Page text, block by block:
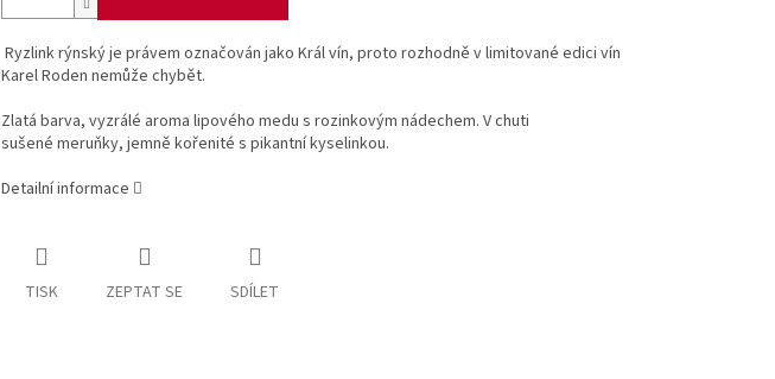
Ryzlink rýnský je právem označován jako Král vín, proto rozhodně v limitované edici vín
Karel Roden nemůže chybět.
Zlatá barva, vyzrálé aroma lipového medu s rozinkovým nádechem. V chuti
sušené meruňky, jemně kořenité s pikantní kyselinkou.
Detailní informace
TISK ZEPTAT SE SDÍLET